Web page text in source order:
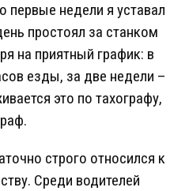
первые недели я уставал
простоял за станком
на приятный график: в
езды, за две недели –
это по тахографу,
строго относился к
Среди водителей